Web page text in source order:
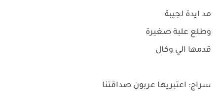
مد ايدة لجيبة
وطلع علبة صغيرة
قدمها الي وكال
سراج: اعتبريها عربون صداقتنا